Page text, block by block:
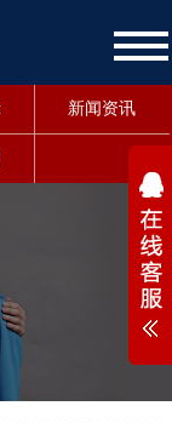
新闻资讯